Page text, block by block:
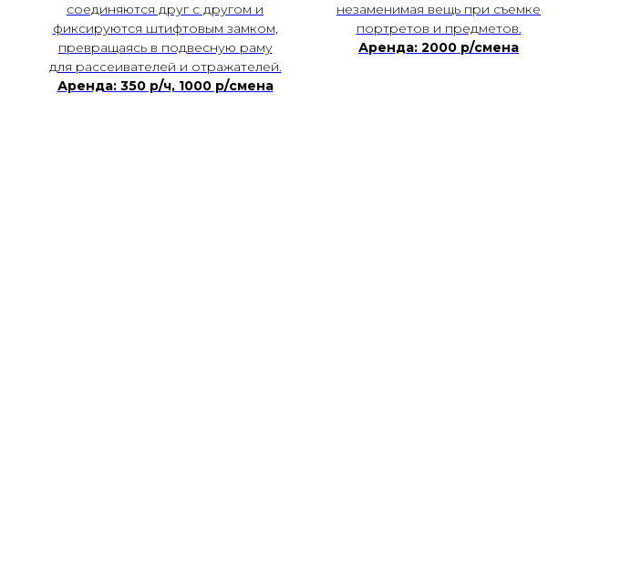
соединяются друг с другом и
фиксируются штифтовым замком,
превращаясь в подвесную раму
для рассеивателей и отражателей.
Аренда: 350 р/ч, 1000 р/смена
незаменимая вещь при съемке
портретов и предметов.
Аренда: 2000 р/смена